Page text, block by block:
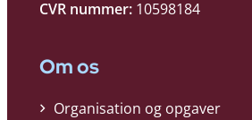
CVR nummer: 10598184
Om os
Organisation og opgaver